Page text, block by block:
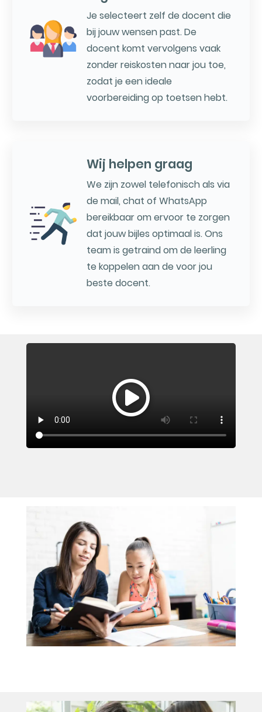
Je selecteert zelf de docent die
bij jouw wensen past. De
docent komt vervolgens vaak
zonder reiskosten naar jou toe,
zodat je een ideale
voorbereiding op toetsen hebt.
Wij helpen graag
We zijn zowel telefonisch als via
de mail, chat of WhatsApp
bereikbaar om ervoor te zorgen
dat jouw bijles optimaal is. Ons
team is getraind om de leerling
te koppelen aan de voor jou
beste docent.